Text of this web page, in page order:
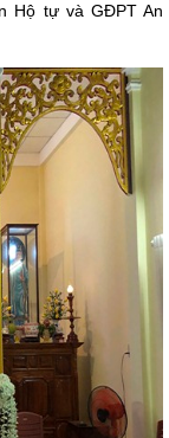
Hộ tự và GĐPT An